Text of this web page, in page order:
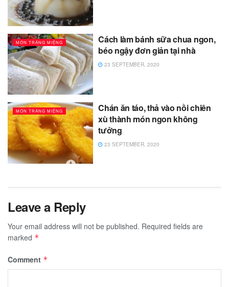
MÓN TRÁNG MIỆNG
Cách làm bánh sữa chua ngon,
béo ngậy đơn giản tại nhà
23 SEPTEMBER, 2020
MÓN TRÁNG MIỆNG
Chán ăn táo, thả vào nồi chiên
xù thành món ngon không
tưởng
23 SEPTEMBER, 2020
Leave a Reply
Your email address will not be published. Required fields are
marked *
Comment *